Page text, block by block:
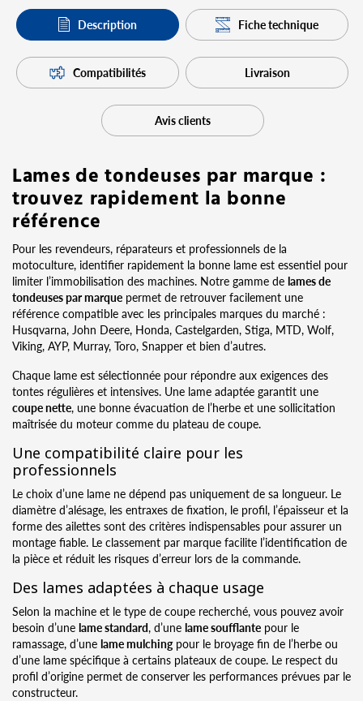
Description Fiche technique
Compatibilités Livraison
Avis clients
Lames de tondeuses par marque :
trouvez rapidement la bonne
référence
Pour les revendeurs, réparateurs et professionnels de la
motoculture, identifier rapidement la bonne lame est essentiel pour
limiter l’immobilisation des machines. Notre gamme de lames de
tondeuses par marque permet de retrouver facilement une
référence compatible avec les principales marques du marché :
Husqvarna, John Deere, Honda, Castelgarden, Stiga, MTD, Wolf,
Viking, AYP, Murray, Toro, Snapper et bien d’autres.
Chaque lame est sélectionnée pour répondre aux exigences des
tontes régulières et intensives. Une lame adaptée garantit une
coupe nette, une bonne évacuation de l’herbe et une sollicitation
maîtrisée du moteur comme du plateau de coupe.
Une compatibilité claire pour les
professionnels
Le choix d’une lame ne dépend pas uniquement de sa longueur. Le
diamètre d’alésage, les entraxes de fixation, le profil, l’épaisseur et la
forme des ailettes sont des critères indispensables pour assurer un
montage fiable. Le classement par marque facilite l’identification de
la pièce et réduit les risques d’erreur lors de la commande.
Des lames adaptées à chaque usage
Selon la machine et le type de coupe recherché, vous pouvez avoir
besoin d’une lame standard, d’une lame soufflante pour le
ramassage, d’une lame mulchingpour le broyage fin de l’herbe ou
d’une lame spécifique à certains plateaux de coupe. Le respect du
profil d’origine permet de conserver les performances prévues par le
constructeur.